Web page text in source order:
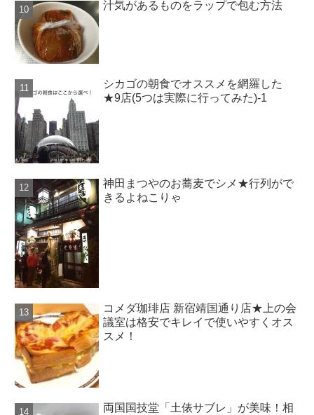
汁気があるものをラップで包む方法
シカゴの朝食でオススメを網羅した
★9店(5つは実際に行ってみた)-1
神田まつやのお蕎麦でシメ★行列がで
きるよねこりゃ
コメダ珈琲店 新宿靖国通り店★上の会
議室は格安でキレイで使いやすくオス
スメ！
両国国技堂「土俵サブレ」が美味！相